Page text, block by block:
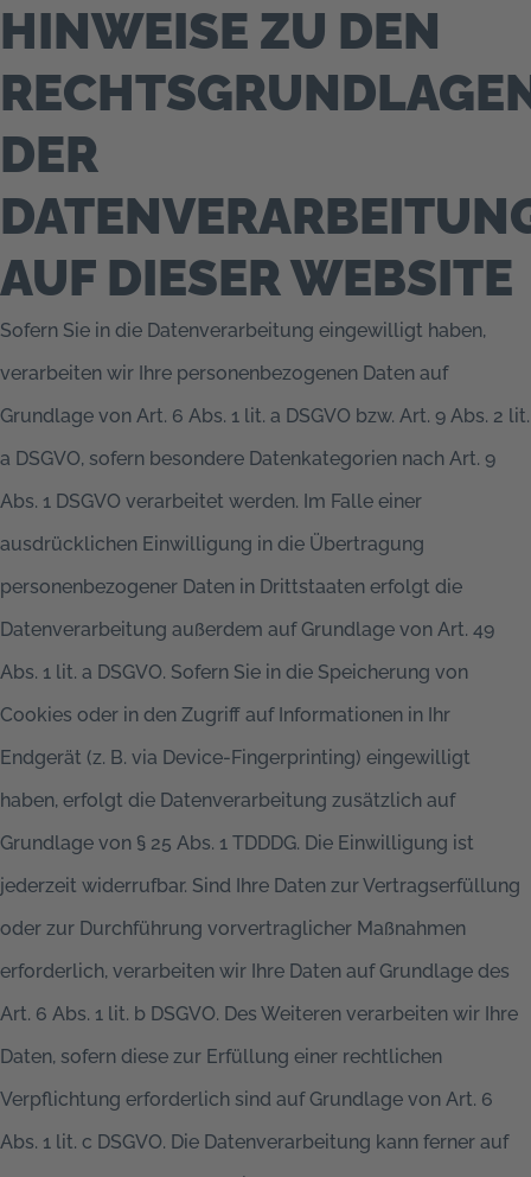
HINWEISE ZU DEN
DER
AUF DIESER WEBSITE
Sofern Sie in die Datenverarbeitung eingewilligt haben,
verarbeiten wir Ihre personenbezogenen Daten auf
Grundlage von Art. 6 Abs. 1 lit. a DSGVO bzw. Art. 9 Abs. 2 lit.
a DSGVO, sofern besondere Datenkategorien nach Art. 9
Abs. 1 DSGVO verarbeitet werden. Im Falle einer
ausdrücklichen Einwilligung in die Übertragung
personenbezogener Daten in Drittstaaten erfolgt die
Datenverarbeitung außerdem auf Grundlage von Art. 49
Abs. 1 lit. a DSGVO. Sofern Sie in die Speicherung von
Cookies oder in den Zugriff auf Informationen in Ihr
Endgerät (z. B. via Device-Fingerprinting) eingewilligt
haben, erfolgt die Datenverarbeitung zusätzlich auf
Grundlage von § 25 Abs. 1 TDDDG. Die Einwilligung ist
jederzeit widerrufbar. Sind Ihre Daten zur Vertragserfüllung
oder zur Durchführung vorvertraglicher Maßnahmen
erforderlich, verarbeiten wir Ihre Daten auf Grundlage des
Art. 6 Abs. 1 lit. b DSGVO. Des Weiteren verarbeiten wir Ihre
Daten, sofern diese zur Erfüllung einer rechtlichen
Verpflichtung erforderlich sind auf Grundlage von Art. 6
Abs. 1 lit. c DSGVO. Die Datenverarbeitung kann ferner auf